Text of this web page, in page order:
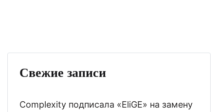
Свежие записи
Complexity подписала «EliGE» на замену